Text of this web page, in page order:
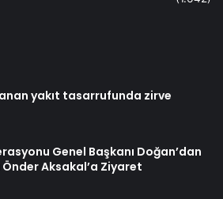
yakıt tasarrufunda zirve
Genel Başkanı Doğan’dan
Önder Aksakal’a Ziyaret